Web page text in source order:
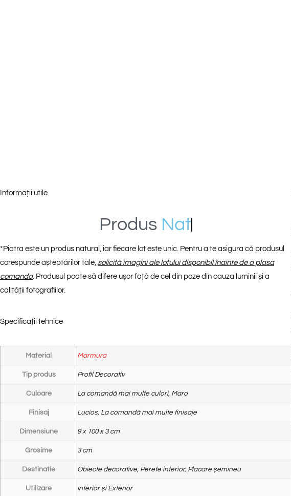
Informații utile
Produs Natura
*Piatra este un produs natural, iar fiecare lot este unic. Pentru a te asigura că produsul
corespunde așteptărilor tale, solicită imagini ale lotului disponibil înainte de a plasa
comanda. Produsul poate să difere ușor față de cel din poze din cauza luminii și a
calității fotografiilor.
Specificații tehnice
Material Marmura
Tip produs Profil Decorativ
Culoare La comandă mai multe culori, Maro
Finisaj Lucios, La comandă mai multe finisaje
Dimensiune 9 x 100 x 3 cm
Grosime 3 cm
Destinatie Obiecte decorative, Perete interior, Placare șemineu
Utilizare Interior și Exterior